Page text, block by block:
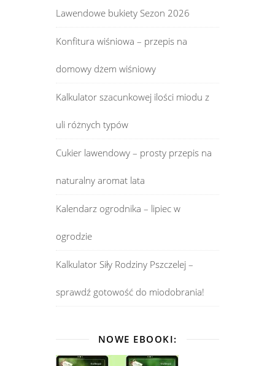
Lawendowe bukiety Sezon 2026
Konfitura wiśniowa – przepis na
domowy dżem wiśniowy
Kalkulator szacunkowej ilości miodu z
uli różnych typów
Cukier lawendowy – prosty przepis na
naturalny aromat lata
Kalendarz ogrodnika – lipiec w
ogrodzie
Kalkulator Siły Rodziny Pszczelej –
sprawdź gotowość do miodobrania!
NOWE EBOOKI: